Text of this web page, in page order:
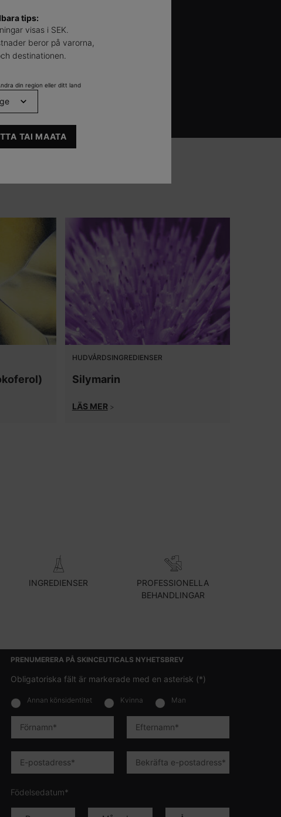
HUDVÅRDSINGREDIENSER
Silymarin
LÄS MER>
INGREDIENSER
PROFESSIONELLA
BEHANDLINGAR
PRENUMERERA PÅ SKINCEUTICALS NYHETSBREV
Obligatoriska fält är markerade med en asterisk (*)
newslettersignup.title.legend
Annan könsidentitet Kvinna Man
Förnamn* Efternamn*
E-postadress* Bekräfta e-postadress*
Födelsedatum*
tips:
visas i SEK.
beror på varorna,
destinationen.
din region eller ditt land
TAI MAATA